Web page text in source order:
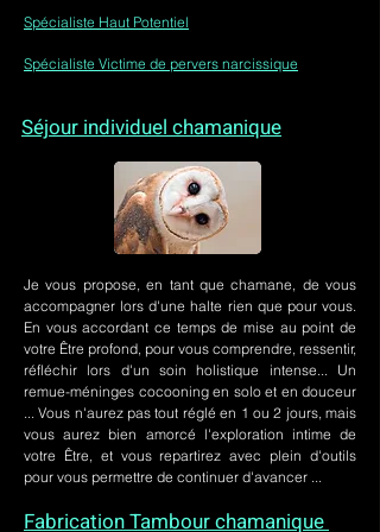
Spécialiste Haut Potentiel
Spécialiste Victime de pervers narcissique
Séjour individuel chamanique
Je vous propose, en tant que chamane, de vous
accompagner lors d'une halte rien que pour vous.
En vous accordant ce temps de mise au point de
votre Être profond, pour vous comprendre, ressentir,
réfléchir lors d'un soin holistique intense... Un
remue-méninges cocooning en solo et en douceur
... Vous n'aurez pas tout réglé en 1 ou 2 jours, mais
vous aurez bien amorcé l'exploration intime de
votre Être, et vous repartirez avec plein d'outils
pour vous permettre de continuer d'avancer ...
Fabrication Tambour chamanique